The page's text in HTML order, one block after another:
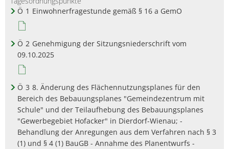
Ö 1 Einwohnerfragestunde gemäß § 16 a GemO
Ö 2 Genehmigung der Sitzungsniederschrift vom
09.10.2025
Ö 3 8. Änderung des Flächennutzungsplanes für den
Bereich des Bebauungsplanes "Gemeindezentrum mit
Schule" und der Teilaufhebung des Bebauungsplanes
"Gewerbegebiet Hofacker" in Dierdorf-Wienau; -
Behandlung der Anregungen aus dem Verfahren nach § 3
(1) und § 4 (1) BauGB - Annahme des Planentwurfs -